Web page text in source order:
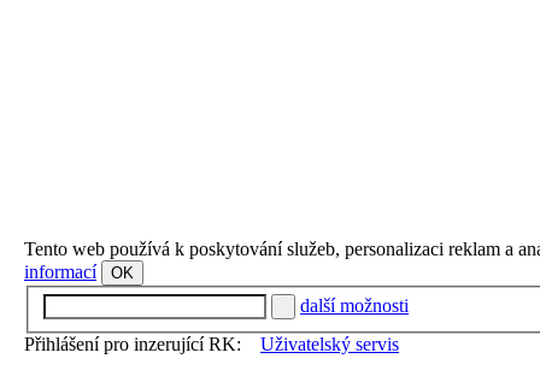
Tento web používá k poskytování služeb, personalizaci reklam a
informací
OK
další možnosti
Přihlášení pro inzerující RK:
Uživatelský servis